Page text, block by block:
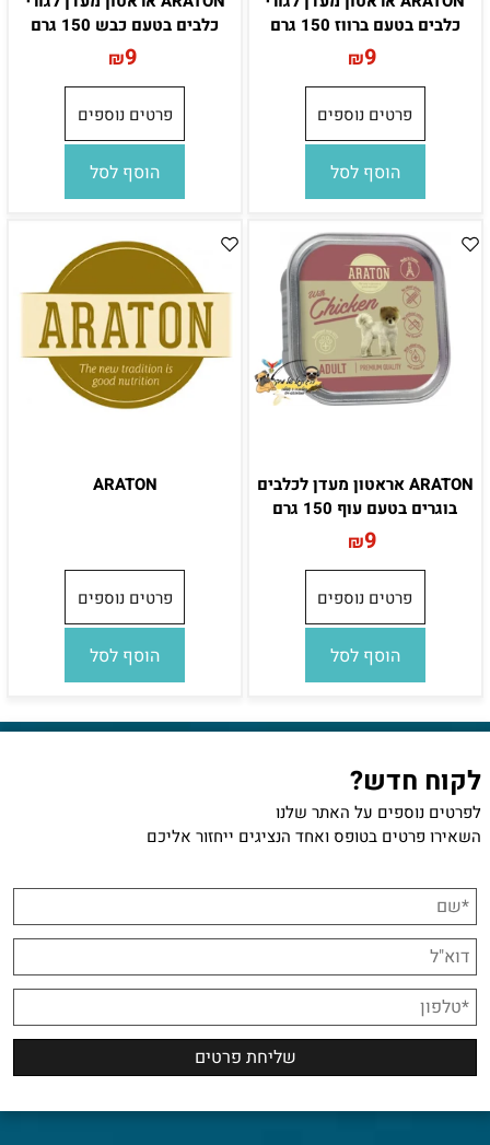
כלבים בטעם ברווז 150 גרם
₪9
פרטים נוספים
הוסף לסל
כלבים בטעם כבש 150 גרם
₪9
פרטים נוספים
הוסף לסל
ARATON אראטון מעדן לכלבים
בוגרים בטעם עוף 150 גרם
₪9
פרטים נוספים
הוסף לסל
ARATON
פרטים נוספים
הוסף לסל
לקוח חדש?
לפרטים נוספים על האתר שלנו
השאירו פרטים בטופס ואחד הנציגים ייחזור אליכם